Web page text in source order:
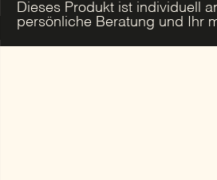
Dieses Produkt ist individuell
persönliche Beratung und Ihr